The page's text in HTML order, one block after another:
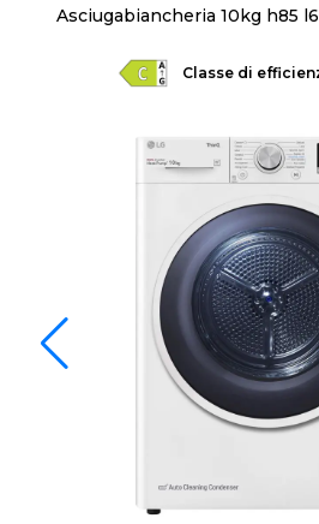
Classe di
Asciugabiancheria 10kg h85